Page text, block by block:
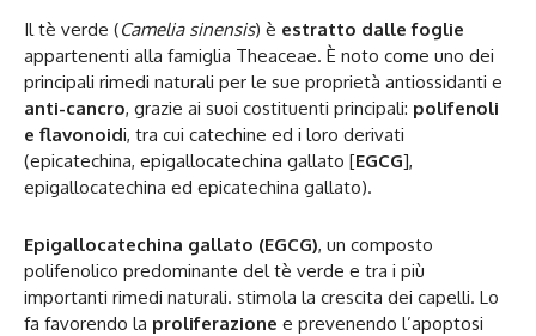
Il tè verde (Camelia sinensis) è estratto dalle foglie
appartenenti alla famiglia Theaceae. È noto come uno dei
principali rimedi naturali per le sue proprietà antiossidanti e
anti-cancro, grazie ai suoi costituenti principali: polifenoli
e flavonoidi, tra cui catechine ed i loro derivati
(epicatechina, epigallocatechina gallato [EGCG],
epigallocatechina ed epicatechina gallato).
Epigallocatechina gallato (EGCG), un composto
polifenolico predominante del tè verde e tra i più
importanti rimedi naturali. stimola la crescita dei capelli. Lo
fa favorendo la proliferazione e prevenendo l’apoptosi